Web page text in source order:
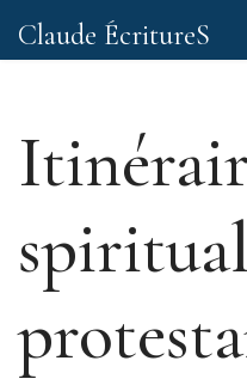
Claude ÉcritureS